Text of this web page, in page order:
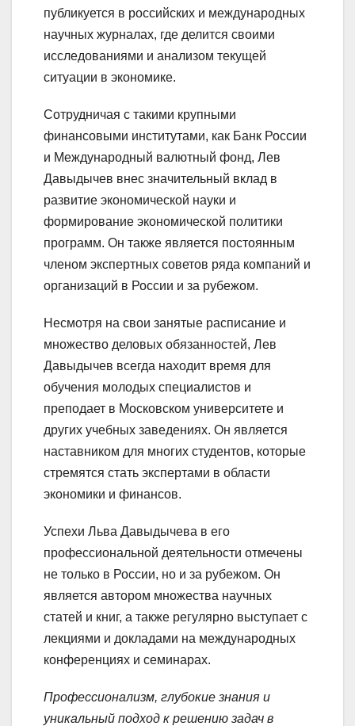
публикуется в российских и международных
научных журналах, где делится своими
исследованиями и анализом текущей
ситуации в экономике.
Сотрудничая с такими крупными
финансовыми институтами, как Банк России
и Международный валютный фонд, Лев
Давыдычев внес значительный вклад в
развитие экономической науки и
формирование экономической политики
программ. Он также является постоянным
членом экспертных советов ряда компаний и
организаций в России и за рубежом.
Несмотря на свои занятые расписание и
множество деловых обязанностей, Лев
Давыдычев всегда находит время для
обучения молодых специалистов и
преподает в Московском университете и
других учебных заведениях. Он является
наставником для многих студентов, которые
стремятся стать экспертами в области
экономики и финансов.
Успехи Льва Давыдычева в его
профессиональной деятельности отмечены
не только в России, но и за рубежом. Он
является автором множества научных
статей и книг, а также регулярно выступает с
лекциями и докладами на международных
конференциях и семинарах.
Профессионализм, глубокие знания и
уникальный подход к решению задач в